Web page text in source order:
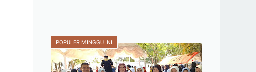
POPULER MINGGU INI